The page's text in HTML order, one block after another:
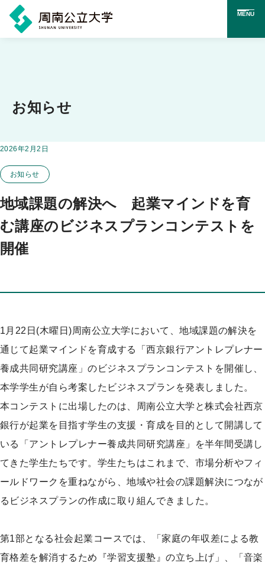
ツ
に
キ
ッ
MENU
お知らせ
掲載日：
2026年2月2日
この投稿のカテゴリー
お知らせ
地域課題の解決へ 起業マインドを育
む講座のビジネスプランコンテストを
開催
1月22日(木曜日)周南公立大学において、地域課題の解決を
通じて起業マインドを育成する「西京銀行アントレプレナー
養成共同研究講座」のビジネスプランコンテストを開催し、
本学学生が自ら考案したビジネスプランを発表しました。
本コンテストに出場したのは、周南公立大学と株式会社西京
銀行が起業を目指す学生の支援・育成を目的として開講して
いる「アントレプレナー養成共同研究講座」を半年間受講し
てきた学生たちです。学生たちはこれまで、市場分析やフィ
ールドワークを重ねながら、地域や社会の課題解決につなが
るビジネスプランの作成に取り組んできました。
第1部となる社会起業コースでは、「家庭の年収差による教
育格差を解消するため『学習支援塾』の立ち上げ」、「音楽